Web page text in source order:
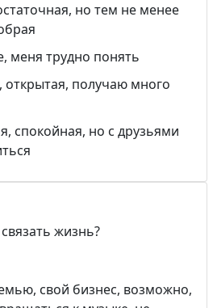
но тем не менее
меня трудно понять
получаю много
спокойная, но с друзьями
жизнь?
свой бизнес, возможно,